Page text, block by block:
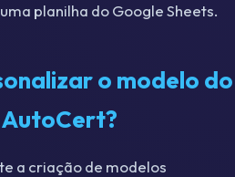
planilha do Google Sheets.
o modelo do
a criação de modelos